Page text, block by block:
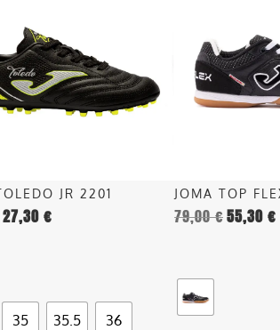
JR 2201
27,30€
35 35.5 36
JOMA TOP
79,00€55,30€
varianti.
opzioni
pagina
del